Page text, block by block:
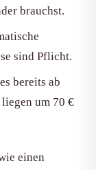
brauchst.
sind Pflicht.
bereits ab
um 70 €
einen